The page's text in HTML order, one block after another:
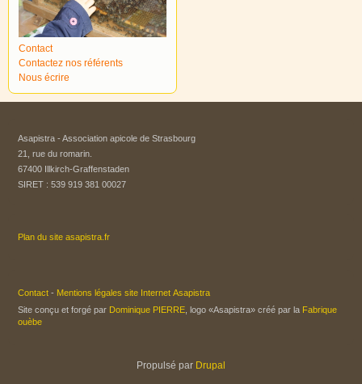
Contact
Contactez nos référents
Nous écrire
Asapistra - Association apicole de Strasbourg​
21, rue du romarin.
67400 Illkirch-Graffenstaden
SIRET : 539 919 381 00027
Plan du site asapistra.fr
Contact - Mentions légales site Internet Asapistra
Site conçu et forgé par Dominique PIERRE , logo «Asapistra» créé par la Fabrique
ouèbe
Propulsé par Drupal